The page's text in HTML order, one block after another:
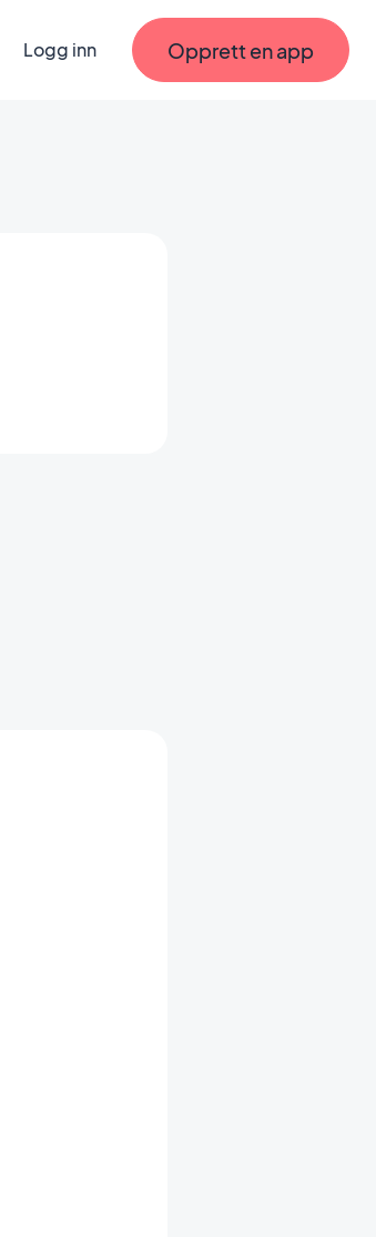
Logg inn Opprett en app